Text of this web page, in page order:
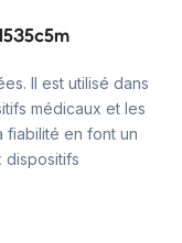
Il est utilisé dans
médicaux et les
fiabilité en font un
dispositifs